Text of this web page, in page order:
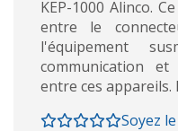
KEP-1000 Alinco.
entre le
l'équipement
communication
entre ces
Soyez